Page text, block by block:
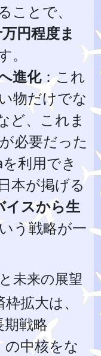
ことで、
円程度ま
。
進化：これ
物だけでな
ど、これま
必要だった
利用でき
本が掲げる
イスから生
う戦略が一
未来の展望
拡大は、
期戦略
の中核をな